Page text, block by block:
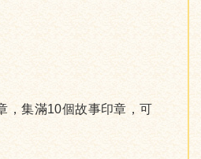
，集滿10個故事印章，可